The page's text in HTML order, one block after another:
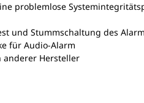
problemlose
und Stummschaltung des
für Audio-Alarm
anderer Hersteller